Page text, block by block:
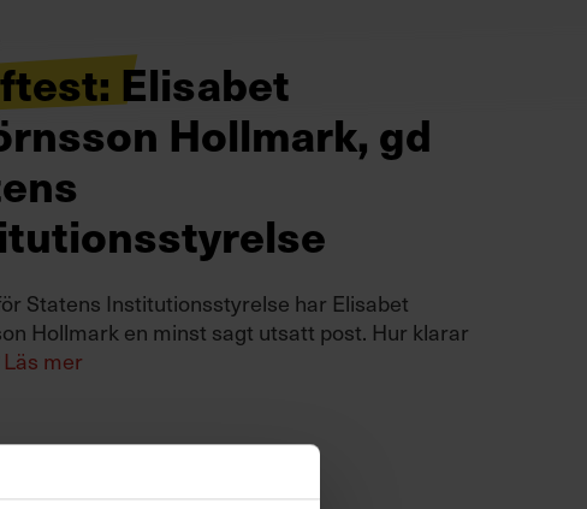
Elisabet
Hollmark, gd
Statens Institutionsstyrelse har Elisabet
Hollmark en minst sagt utsatt post. Hur klarar
Läs mer